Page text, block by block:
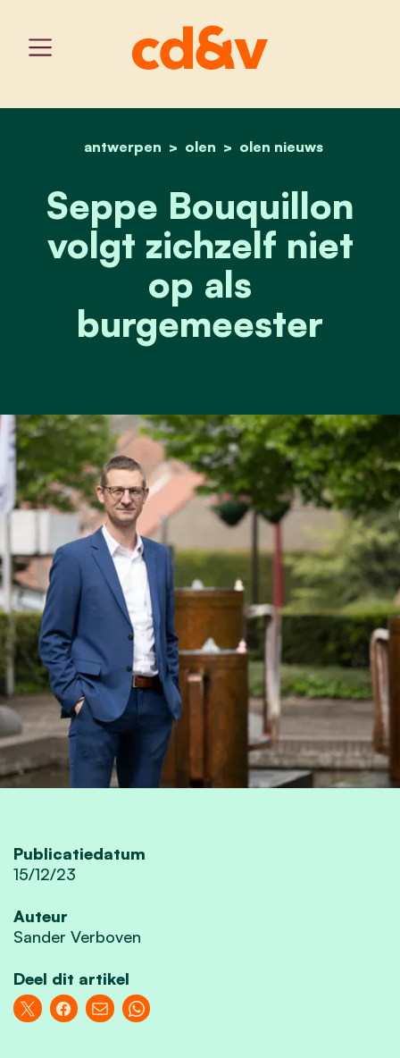
home
antwerpen olen olen nieuws
seppe bouquillon volgt
Seppe Bouquillon
volgt zichzelf niet
op als
burgemeester
Publicatiedatum
15/12/23
Auteur
Sander Verboven
Deel dit artikel